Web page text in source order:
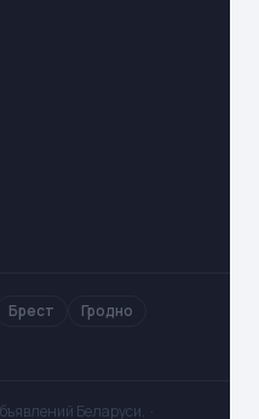
Брест
Гродно
Беларуси. ·